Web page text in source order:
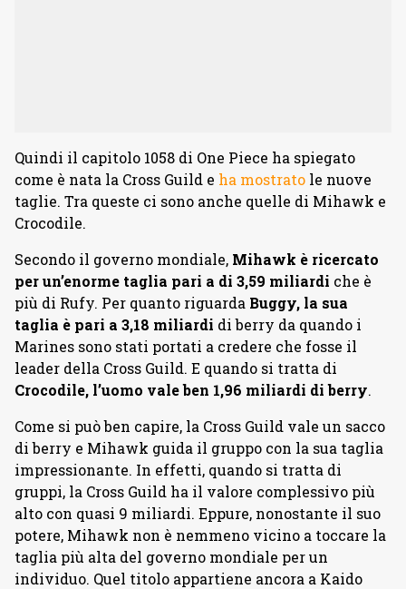
Quindi il capitolo 1058 di One Piece ha spiegato
come è nata la Cross Guild e ha mostrato le nuove
taglie. Tra queste ci sono anche quelle di Mihawk e
Crocodile.
Secondo il governo mondiale, Mihawk è ricercato
per un’enorme taglia pari a di 3,59 miliardi che è
più di Rufy. Per quanto riguarda Buggy, la sua
taglia è pari a 3,18 miliardi di berry da quando i
Marines sono stati portati a credere che fosse il
leader della Cross Guild. E quando si tratta di
Crocodile, l’uomo vale ben 1,96 miliardi di berry.
Come si può ben capire, la Cross Guild vale un sacco
di berry e Mihawk guida il gruppo con la sua taglia
impressionante. In effetti, quando si tratta di
gruppi, la Cross Guild ha il valore complessivo più
alto con quasi 9 miliardi. Eppure, nonostante il suo
potere, Mihawk non è nemmeno vicino a toccare la
taglia più alta del governo mondiale per un
individuo. Quel titolo appartiene ancora a Kaido